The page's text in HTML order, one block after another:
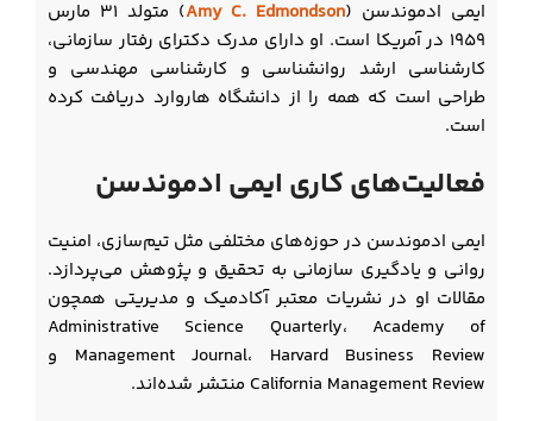
ایمی ادموندسن (Amy C. Edmondson
) متولد ۳۱ مارس
۱۹۵۹ در آمریکا است. او دارای مدرک دکترای رفتار سازمانی،
کارشناسی ارشد روانشناسی و کارشناسی مهندسی و
طراحی است که همه را از دانشگاه هاروارد دریافت کرده
است.
فعالیت‌های کاری ایمی ادموندسن
ایمی ادموندسن در حوزه‌های مختلفی مثل تیم‌سازی، امنیت
روانی و یادگیری سازمانی به تحقیق و پژوهش می‌پردازد.
مقالات او در نشریات معتبر آکادمیک و مدیریتی همچون
Administrative Science Quarterly، Academy of
Management Journal، Harvard Business Review و
California Management Review منتشر شده‌اند.